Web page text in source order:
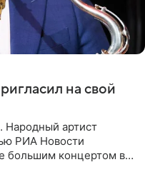
на свой
артист
РИА Новости
большим концертом в